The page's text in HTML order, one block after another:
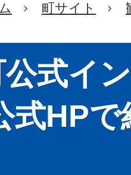
町サイト
式イ
式HP